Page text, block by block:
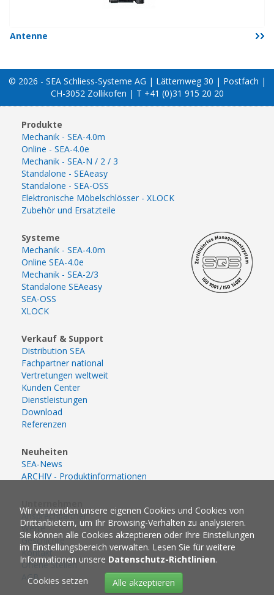
Antenne
© 2026 - SEA Schliess-Systeme AG | Lätternweg 30 | Postfach |
CH-3052 Zollikofen | T +41 (0)31 915 20 20
Produkte
Mechanik - SEA-4.0m
Online - SEA-4.0e
Mechanik - SEA-N / 2 / 3
Standalone - SEAeasy
Standalone - SEA-OSS
Elektronische Möbelschlösser - XLOCK
Zubehör und Ersatzteile
Systeme
Mechanik - SEA-4.0m
Online SEA-4.0e
Mechanik - SEA-2/3
Standalone SEAeasy
SEA-OSS
XLOCK
Verkauf & Support
Distribution SEA
Fachpartner national
Vertretungen weltweit
Kunden Center
Dienstleistungen
Download
Referenzen
Neuheiten
SEA-News
ARCHIV - Produktinformationen
Ansprechpartner
Werte
Geschichte
Kontakt
Offene Stellen
AGB
Wir verwenden unsere eigenen Cookies und Cookies von
Drittanbietern, um Ihr Browsing-Verhalten zu analysieren.
Sie können alle Cookies akzeptieren oder Ihre Einstellungen
im Einstellungsbereich verwalten. Lesen Sie für weitere
Informationen unsere Datenschutz-Richtlinien.
Cookies setzen
Alle akzeptieren